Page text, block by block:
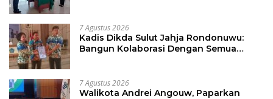
7 Agustus 2026
Kadis Dikda Sulut Jahja Rondonuwu:
Bangun Kolaborasi Dengan Semua
7 Agustus 2026
Walikota Andrei Angouw, Paparkan